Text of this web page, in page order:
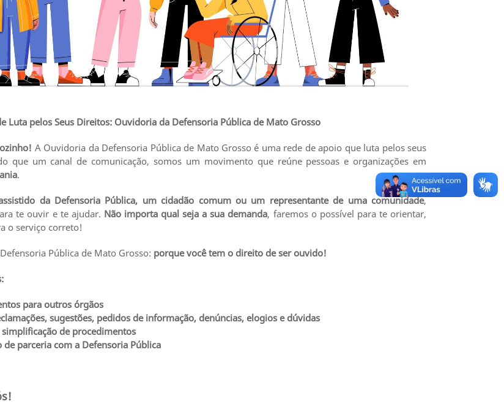
Luta pelos Seus Direitos: Ouvidoria da Defensoria Pública de Mato Grosso
A Ouvidoria da Defensoria Pública de Mato Grosso é uma rede de apoio que luta pelos seus
que um canal de comunicação, somos um movimento que reúne pessoas e organizações em
.
da Defensoria Pública, um cidadão comum ou um representante de uma comunidade,
te ouvir e te ajudar. Não importa qual seja a sua demanda, faremos o possível para te orientar,
o serviço correto!
Pública de Mato Grosso: porque você tem o direito de ser ouvido!
para outros órgãos
sugestões, pedidos de informação, denúncias, elogios e dúvidas
de procedimentos
parceria com a Defensoria Pública